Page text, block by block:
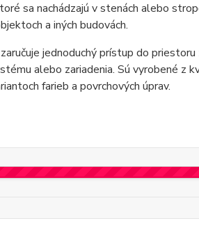
sa nachádzajú v stenách alebo
a iných budovách.
jednoduchý prístup do
alebo zariadenia. Sú vyrobené z
farieb a povrchových úprav.